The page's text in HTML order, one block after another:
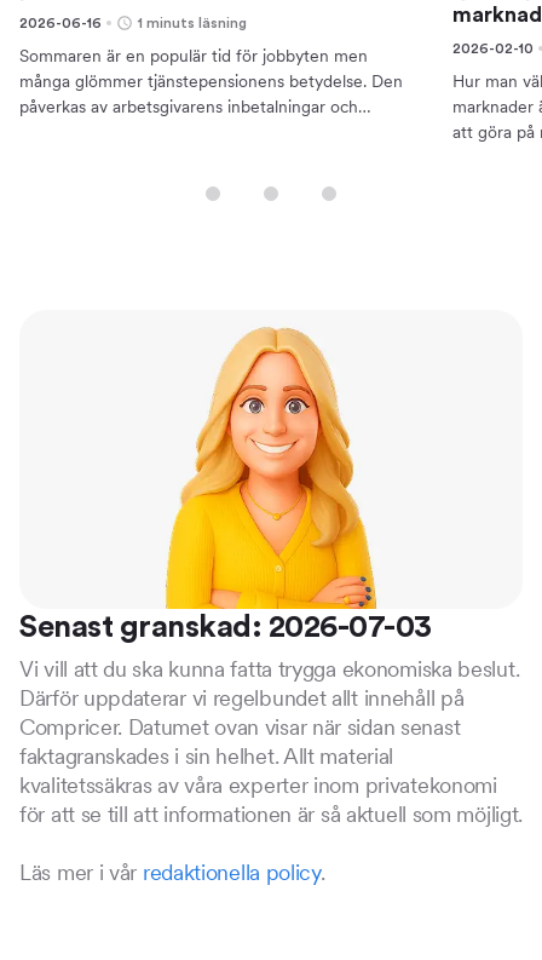
2026-06-16 1 minuts läsning
Sommaren är en populär tid för jobbyten men
många glömmer tjänstepensionens betydelse. Den
påverkas av arbetsgivarens inbetalningar och
2026-02-10
Hur man
marknader
att göra på
Senast granskad: 2026-07-03
Vi vill att du ska kunna fatta trygga ekonomiska beslut.
Därför uppdaterar vi regelbundet allt innehåll på
Compricer. Datumet ovan visar när sidan senast
faktagranskades i sin helhet. Allt material
kvalitetssäkras av våra experter inom privatekonomi
för att se till att informationen är så aktuell som möjligt.
Läs mer i vår redaktionella policy.